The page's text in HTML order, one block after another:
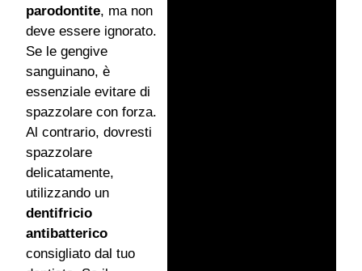
parodontite, ma non
deve essere ignorato.
Se le gengive
sanguinano, è
essenziale evitare di
spazzolare con forza.
Al contrario, dovresti
spazzolare
delicatamente,
utilizzando un
dentifricio
antibatterico
consigliato dal tuo